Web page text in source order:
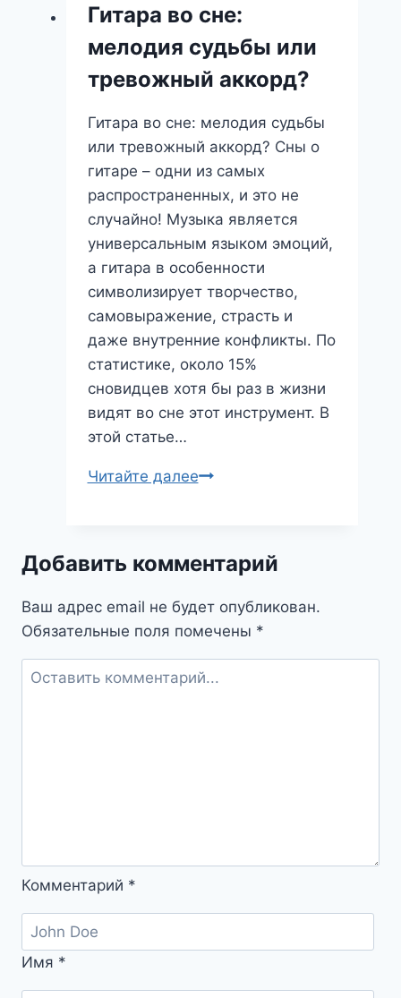
или
предупреждение?
Полный
Гитара во сне:
мелодия судьбы или
тревожный аккорд?
Гитара во сне: мелодия судьбы
или тревожный аккорд? Сны о
гитаре – одни из самых
распространенных, и это не
случайно! Музыка является
универсальным языком эмоций,
а гитара в особенности
символизирует творчество,
самовыражение, страсть и
даже внутренние конфликты. По
статистике, около 15%
сновидцев хотя бы раз в жизни
видят во сне этот инструмент. В
этой статье…
Читайте далееГитара
судьбы
тревожный
Добавить комментарий
Ваш адрес email не будет опубликован.
Обязательные поля помечены *
Комментарий *
Имя *